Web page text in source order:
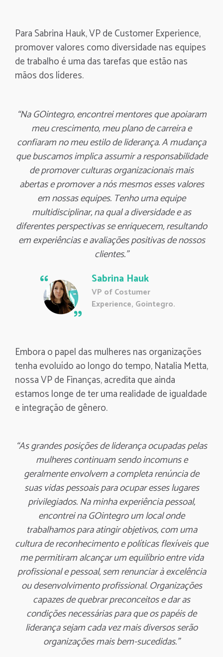
Para Sabrina Hauk, VP de Customer Experience,
promover valores como diversidade nas equipes
de trabalho é uma das tarefas que estão nas
mãos dos líderes.
“Na GOintegro, encontrei mentores que apoiaram
meu crescimento, meu plano de carreira e
confiaram no meu estilo de liderança. A mudança
que buscamos implica assumir a responsabilidade
de promover culturas organizacionais mais
abertas e promover a nós mesmos esses valores
em nossas equipes. Tenho uma equipe
multidisciplinar, na qual a diversidade e as
diferentes perspectivas se enriquecem, resultando
em experiências e avaliações positivas de nossos
clientes.”
Sabrina Hauk
VP of Costumer
Experience, Gointegro.
Embora o papel das mulheres nas organizações
tenha evoluído ao longo do tempo, Natalia Metta,
nossa VP de Finanças, acredita que ainda
estamos longe de ter uma realidade de igualdade
e integração de gênero.
“As grandes posições de liderança ocupadas pelas
mulheres continuam sendo incomuns e
geralmente envolvem a completa renúncia de
suas vidas pessoais para ocupar esses lugares
privilegiados. Na minha experiência pessoal,
encontrei na GOintegro um local onde
trabalhamos para atingir objetivos, com uma
cultura de reconhecimento e políticas flexíveis que
me permitiram alcançar um equilíbrio entre vida
profissional e pessoal, sem renunciar à excelência
ou desenvolvimento profissional. Organizações
capazes de quebrar preconceitos e dar as
condições necessárias para que os papéis de
liderança sejam cada vez mais diversos serão
organizações mais bem-sucedidas.”